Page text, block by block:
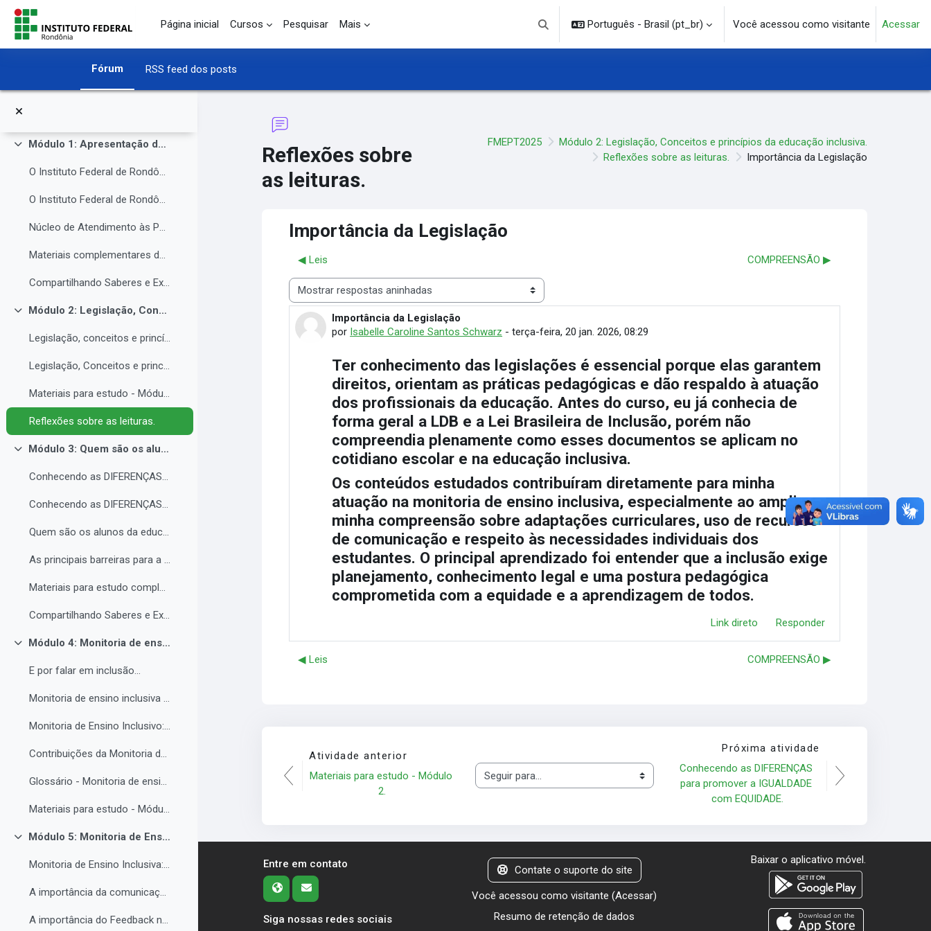
Ir para o conteúdo principal
Página inicial
Cursos Pesquisar Mais
Alternar entrada de pesquisa
Português - Brasil ‎(pt_br)‎ Você acessou como visitante Acessar
Fórum RSS feed dos posts
Perfil de participante
Roda de conversa
Contrair
Módulo 1: Apresentação da Instituição e do NAPNE.
O Instituto Federal de Rondônia - IFRO
O Instituto Federal de Rondônia - IFRO
Núcleo de Atendimento às Pessoas com Necessidades Educacionais Específicas (NAPNE)
Materiais complementares do Módulo 1
Compartilhando Saberes e Experiências.
Contrair
Módulo 2: Legislação, Conceitos e princípios da educação inclusiva.
Legislação, conceitos e princípios da educação inclusiva.
Legislação, Conceitos e princípios da educação inclusiva (parte 2)
Materiais para estudo - Módulo 2.
Reflexões sobre as leituras.
Contrair
Módulo 3: Quem são os alunos da educação inclusiva.
Conhecendo as DIFERENÇAS para promover a IGUALDADE com EQUIDADE.
Conhecendo as DIFERENÇAS para promover a IGUALDADE com EQUIDADE.
Quem são os alunos da educação inclusiva.
As principais barreiras para a inclusão.
Materiais para estudo complementar - Módulo 3.
Compartilhando Saberes e Experiências. 2
Contrair
Módulo 4: Monitoria de ensino inclusiva no processo formativo de estudantes com Necessidades Educacionais Específicas - NEE no contexto da Educação Profissional e Tecnológica.
E por falar em inclusão...
Monitoria de ensino inclusiva junto a estudante com Necessidades Educacionais Específicas - NEE no contexto da Educação Profissional e Tecnológica.
Monitoria de Ensino Inclusivo: Conceitos e Objetivos.
Contribuições da Monitoria de ensino inclusiva para o estudante com Necessidades Educacionais Específicas.
Glossário - Monitoria de ensino e educação inclusiva.
Materiais para estudo - Módulo 4.
Contrair
Módulo 5: Monitoria de Ensino Inclusiva, comunicação e feedback.
Monitoria de Ensino Inclusiva: comunicação e feedback.
A importância da comunicação entre o(a) monitor(a) e o estudantes PNE.
A importância do Feedback na monitoria de ensino inclusiva.
Reflexões sobre
as leituras.
FMEPT2025
Módulo 2: Legislação, Conceitos e princípios da educação inclusiva.
Reflexões sobre as leituras.
Importância da Legislação
Importância da Legislação
◀︎ Leis COMPREENSÃO ▶︎
Modo de visualização
Importância da Legislação
por Isabelle Caroline Santos Schwarz -terça-feira, 20 jan. 2026, 08:29
Número de respostas: 0
Ter conhecimento das legislações é essencial porque elas garantem
direitos, orientam as práticas pedagógicas e dão respaldo à atuação
dos profissionais da educação. Antes do curso, eu já conhecia de
forma geral a LDB e a Lei Brasileira de Inclusão, porém não
compreendia plenamente como esses documentos se aplicam no
cotidiano escolar e na educação inclusiva.
Os conteúdos estudados contribuíram diretamente para minha
atuação na monitoria de ensino inclusiva, especialmente ao ampliar
minha compreensão sobre adaptações curriculares, uso de recursos
de comunicação e respeito às necessidades individuais dos
estudantes. O principal aprendizado foi entender que a inclusão exige
planejamento, conhecimento legal e uma postura pedagógica
comprometida com a equidade e a aprendizagem de todos.
Link direto Responder
◀︎ Leis COMPREENSÃO ▶︎
Atividade anterior
Materiais para estudo - Módulo
2.
Seguir para...
Próxima atividade
Conhecendo as DIFERENÇAS
para promover a IGUALDADE
com EQUIDADE.
Entre em contato
Siga nossas redes sociais
Contate o suporte do site
Você acessou como visitante (Acessar)
Resumo de retenção de dados
Baixar o aplicativo móvel.